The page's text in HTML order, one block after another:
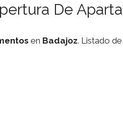
De
en Badajoz. Listado de